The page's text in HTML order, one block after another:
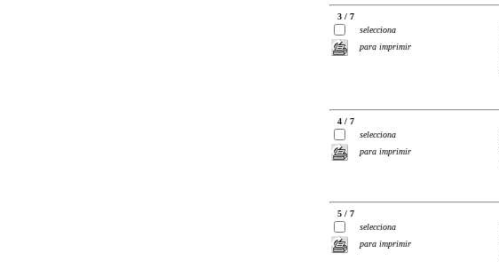
3 / 7
selecciona
para imprimir
4 / 7
selecciona
para imprimir
5 / 7
selecciona
para imprimir